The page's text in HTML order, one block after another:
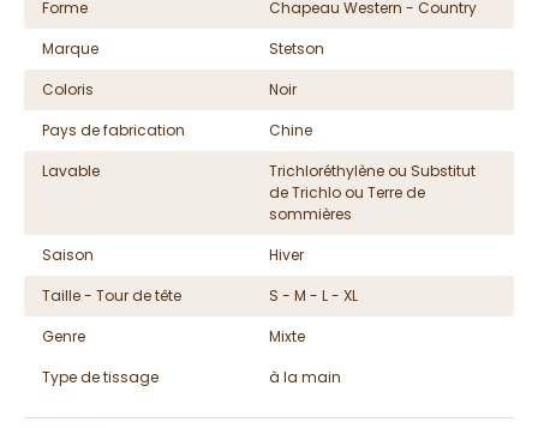
Forme
Chapeau Western - Country
Marque
Stetson
Coloris
Noir
Pays de fabrication
Chine
Lavable
Trichloréthylène ou Substitut
de Trichlo ou Terre de
sommières
Saison
Hiver
Taille - Tour de tête
S - M - L - XL
Genre
Mixte
Type de tissage
à la main